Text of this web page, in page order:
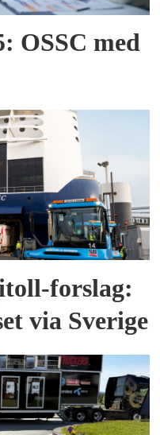
OSSC med
forslag:
via Sverige